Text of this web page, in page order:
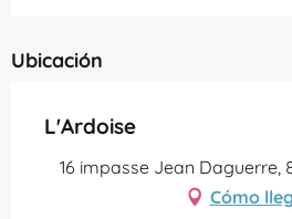
Ubicación
L'Ardoise
16 impasse Jean Daguerre,
Cómo